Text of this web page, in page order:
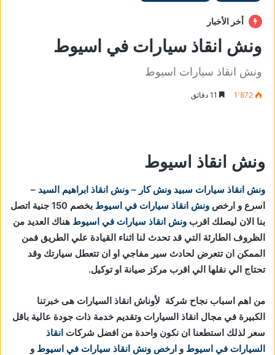
أخر الأخبار
ونش انقاذ سيارات في اسيوط
ونش انقاذ سيارات اسيوط
1٬872
ونش انقاذ اسيوط
ونش انقاذ سيارات سبيد ونش كار – ونش انقاذ ابراهيم السيد –
اسرع و ارخص ونش انقاذ سيارات في اسيوط
بخصم 150 جنية اتصل
بنا الان ليصلك اقرب ونش انقاذ سيارات في اسيوط هناك العديد من
الظروف الطارئة التي قد تحدث لنا اثناء القيادة علي الطريق فمن
الممكن ان تتعرض لحادث سير مفاجي او ان تتعطل سيارتك وقد
تحتاج الي نقلها الي اقرب مركز صيانة او توكيل.
من اهم اسباب نجاح شركة لأوناش انقاذ السيارات هى خبرتنا
الكبيرة في مجال انقاذ السيارات وتقديم خدمة ذات جودة عالية باقل
سعر لذلك استطعنا ان نكون واحدة من افضل شركات انقاذ
السيارات في اسيوط و ارخص ونش انقاذ سيارات في اسيوط و